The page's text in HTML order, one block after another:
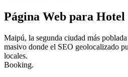
Página Web para Hotel
Maipú, la segunda ciudad más
masivo donde el SEO geolocalizado
locales.
Booking.